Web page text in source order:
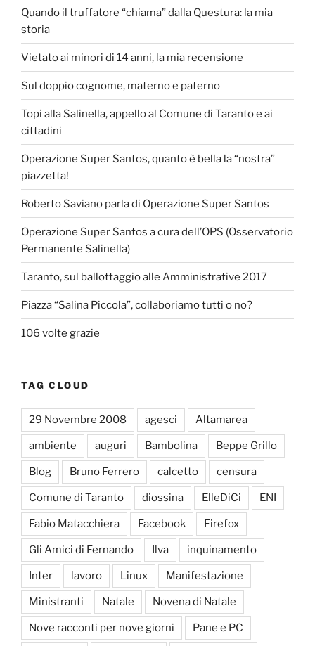
Quando il truffatore “chiama” dalla Questura: la mia
storia
Vietato ai minori di 14 anni, la mia recensione
Sul doppio cognome, materno e paterno
Topi alla Salinella, appello al Comune di Taranto e ai
cittadini
Operazione Super Santos, quanto è bella la “nostra”
piazzetta!
Roberto Saviano parla di Operazione Super Santos
Operazione Super Santos a cura dell’OPS (Osservatorio
Permanente Salinella)
Taranto, sul ballottaggio alle Amministrative 2017
Piazza “Salina Piccola”, collaboriamo tutti o no?
106 volte grazie
TAG CLOUD
29 Novembre 2008 agesci Altamarea
ambiente auguri Bambolina Beppe Grillo
Blog Bruno Ferrero calcetto censura
Comune di Taranto diossina ElleDiCi ENI
Fabio Matacchiera Facebook Firefox
Gli Amici di Fernando Ilva inquinamento
Inter lavoro Linux Manifestazione
Ministranti Natale Novena di Natale
Nove racconti per nove giorni Pane e PC